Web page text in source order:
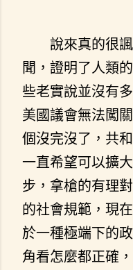
說來真的很
聞，證明了人類
些老實說並沒有
美國議會無法闖
個沒完沒了，共
一直希望可以擴
步，拿槍的有理
的社會規範，現
於一種極端下的
角看怎麼都正確